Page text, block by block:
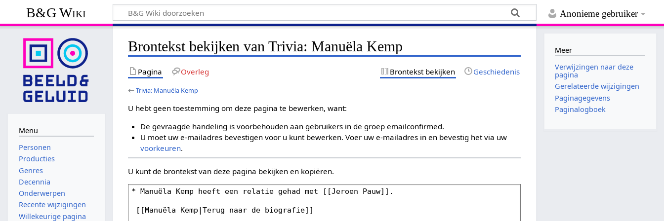
Anonieme gebruiker
B&G Wiki
Brontekst bekijken van Trivia: Manuëla Kemp
Pagina Overleg Brontekst bekijken Geschiedenis
←Trivia: Manuëla Kemp
U hebt geen toestemming om deze pagina te bewerken, want:
De gevraagde handeling is voorbehouden aan gebruikers in de groep emailconfirmed.
U moet uw e-mailadres bevestigen voor u kunt bewerken. Voer uw e-mailadres in en bevestig het via uw
voorkeuren.
U kunt de brontekst van deze pagina bekijken en kopiëren.
Menu
Personen
Producties
Genres
Decennia
Onderwerpen
Recente wijzigingen
Willekeurige pagina
Meer
Verwijzingen naar deze
pagina
Gerelateerde wijzigingen
Paginagegevens
Paginalogboek